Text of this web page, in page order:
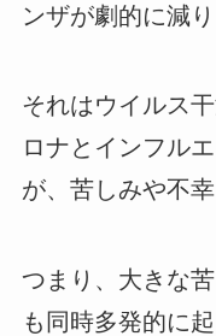
ンザが劇的に減り
それはウイルス
ロナとインフル
が、苦しみや不
つまり、大きな
も同時多発的に